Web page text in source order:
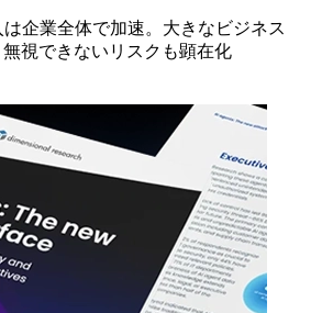
企業全体で加速。大きなビジネス
視できないリスクも顕在化